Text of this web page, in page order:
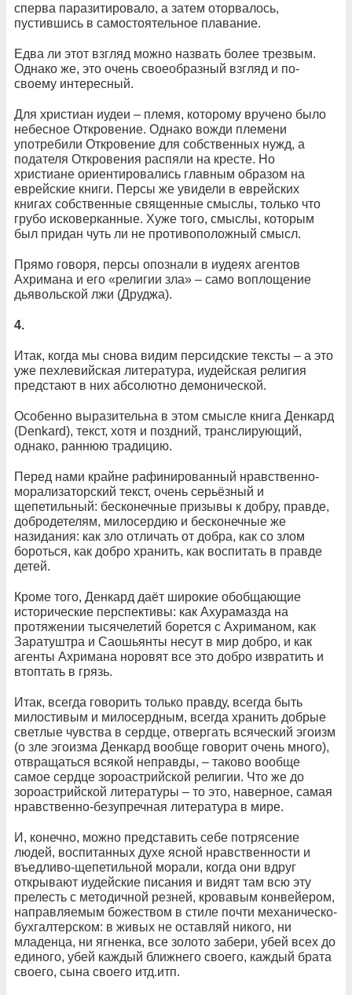
сперва паразитировало, а затем оторвалось,
пустившись в самостоятельное плавание.
Едва ли этот взгляд можно назвать более трезвым.
Однако же, это очень своеобразный взгляд и по-
своему интересный.
Для христиан иудеи – племя, которому вручено было
небесное Откровение. Однако вожди племени
употребили Откровение для собственных нужд, а
подателя Откровения распяли на кресте. Но
христиане ориентировались главным образом на
еврейские книги. Персы же увидели в еврейских
книгах собственные священные смыслы, только что
грубо исковерканные. Хуже того, смыслы, которым
был придан чуть ли не противоположный смысл.
Прямо говоря, персы опознали в иудеях агентов
Ахримана и его «религии зла» – само воплощение
дьявольской лжи (Друджа).
4.
Итак, когда мы снова видим персидские тексты – а это
уже пехлевийская литература, иудейская религия
предстают в них абсолютно демонической.
Особенно выразительна в этом смысле книга Денкард
(Denkard), текст, хотя и поздний, транслирующий,
однако, раннюю традицию.
Перед нами крайне рафинированный нравственно-
морализаторский текст, очень серьёзный и
щепетильный: бесконечные призывы к добру, правде,
добродетелям, милосердию и бесконечные же
назидания: как зло отличать от добра, как со злом
бороться, как добро хранить, как воспитать в правде
детей.
Кроме того, Денкард даёт широкие обобщающие
исторические перспективы: как Ахурамазда на
протяжении тысячелетий борется с Ахриманом, как
Заратуштра и Саошьянты несут в мир добро, и как
агенты Ахримана норовят все это добро извратить и
втоптать в грязь.
Итак, всегда говорить только правду, всегда быть
милостивым и милосердным, всегда хранить добрые
светлые чувства в сердце, отвергать всяческий эгоизм
(о зле эгоизма Денкард вообще говорит очень много),
отвращаться всякой неправды, – таково вообще
самое сердце зороастрийской религии. Что же до
зороастрийской литературы – то это, наверное, самая
нравственно-безупречная литература в мире.
И, конечно, можно представить себе потрясение
людей, воспитанных духе ясной нравственности и
въедливо-щепетильной морали, когда они вдруг
открывают иудейские писания и видят там всю эту
прелесть с методичной резней, кровавым конвейером,
направляемым божеством в стиле почти механическо-
бухгалтерском: в живых не оставляй никого, ни
младенца, ни ягненка, все золото забери, убей всех до
единого, убей каждый ближнего своего, каждый брата
своего, сына своего итд.итп.